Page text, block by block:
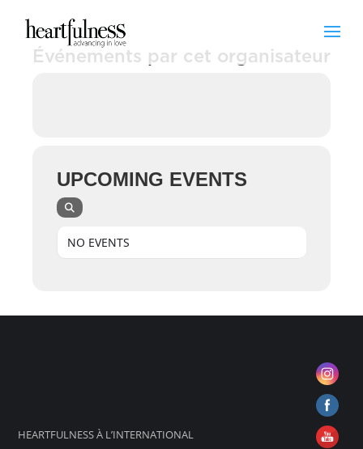
Événements par cet organisateur
UPCOMING EVENTS
NO EVENTS
HEARTFULNESS À L’INTERNATIONAL